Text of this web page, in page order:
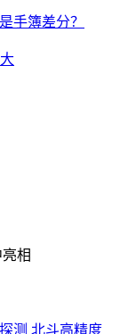
手簿差分？
相
测 北斗高精度